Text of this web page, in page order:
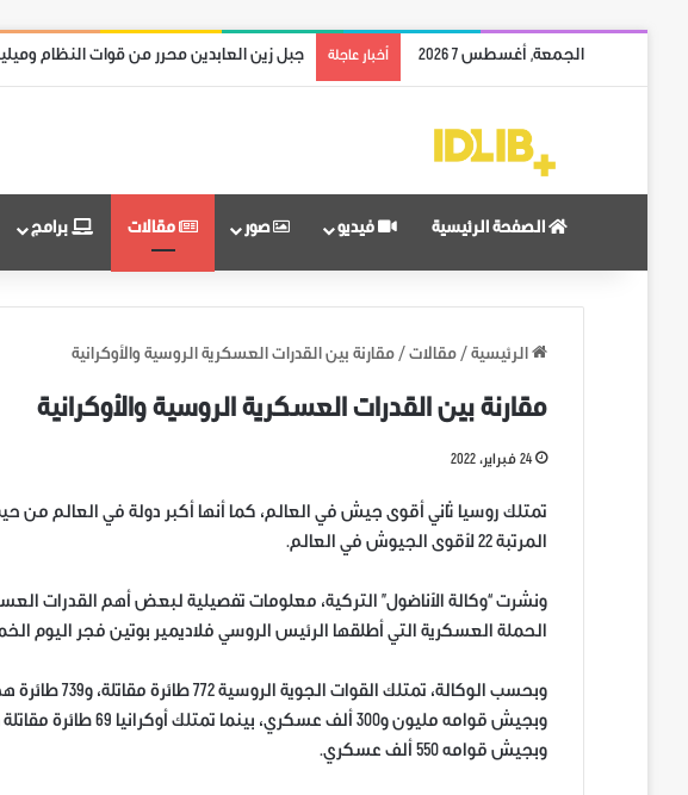
الجمعة, أغسطس 7 2026 أخبار عاجلة جبل زين العابدين محرر من قوات النظام
الصفحة الرئيسية فيديو صور مقالات برامج
الرئيسية / مقالات / مقارنة بين القدرات العسكرية الروسية والأوكرانية
مقارنة بين القدرات العسكرية الروسية والأوكرانية
24 فبراير، 2022
تمتلك روسيا ثاني أقوى جيش في العالم، كما أنها أكبر دولة في العالم من
المرتبة 22 لأقوى الجيوش في العالم.
ونشرت “وكالة الأناضول” التركية، معلومات تفصيلية لبعض أهم القدرات
الحملة العسكرية التي أطلقها الرئيس الروسي فلاديمير بوتين فجر اليوم
وبجيش قوامه 550 ألف عسكري.